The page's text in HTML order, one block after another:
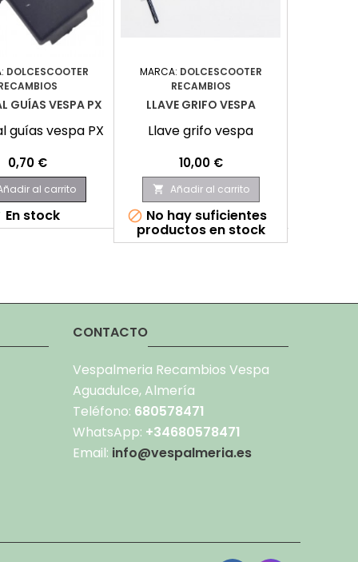
DOLCESCOOTER
GUÍAS VESPA PX
guías vespa PX
Precio
0,70 €
al carrito
En stock
MARCA: DOLCESCOOTER
RECAMBIOS
LLAVE GRIFO VESPA
Llave grifo vespa
Precio
10,00 €
 Añadir al carrito
 No hay suficientes
productos en stock
CONTACTO
Vespalmeria Recambios Vespa
Aguadulce, Almería
Teléfono: 680578471
WhatsApp: +34680578471
Email: info@vespalmeria.es